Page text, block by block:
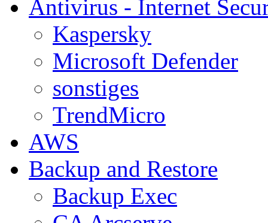
Antivirus - Internet
Kaspersky
Microsoft Defender
sonstiges
TrendMicro
AWS
Backup and Restore
Backup Exec